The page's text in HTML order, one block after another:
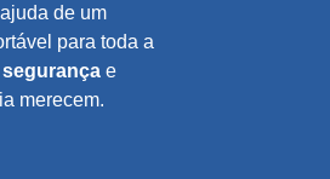
de um
para toda a
e
merecem.